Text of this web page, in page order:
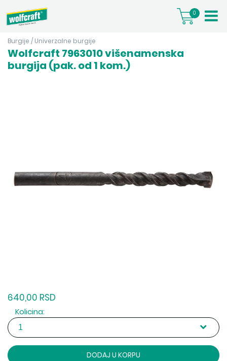
0
Burgije / Univerzalne burgije
Wolfcraft 7963010 višenamenska
burgija (pak. od 1 kom.)
640,00 RSD
Kolicina:
DODAJ U KORPU